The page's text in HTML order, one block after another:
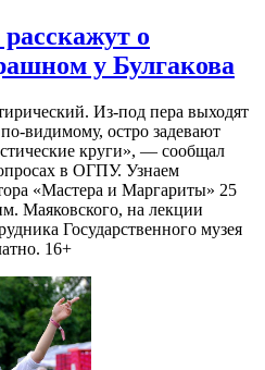
о
у Булгакова
Из-под пера выходят
видимому, остро задевают
круги», — сообщал
в ОГПУ. Узнаем
«Мастера и Маргариты» 25
Маяковского, на лекции
Государственного музея
16+